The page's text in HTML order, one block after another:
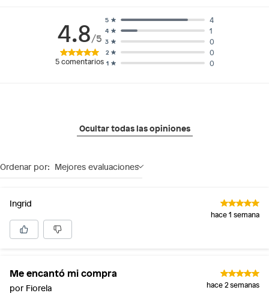
4.8/5
5 comentarios 1 0
2 0
3 0
4 1
5 4
Ocultar todas las opiniones
Ordenar por: Mejores evaluaciones
Ingrid
hace 1 semana
Me encantó mi compra
por Fiorela hace 2 semanas